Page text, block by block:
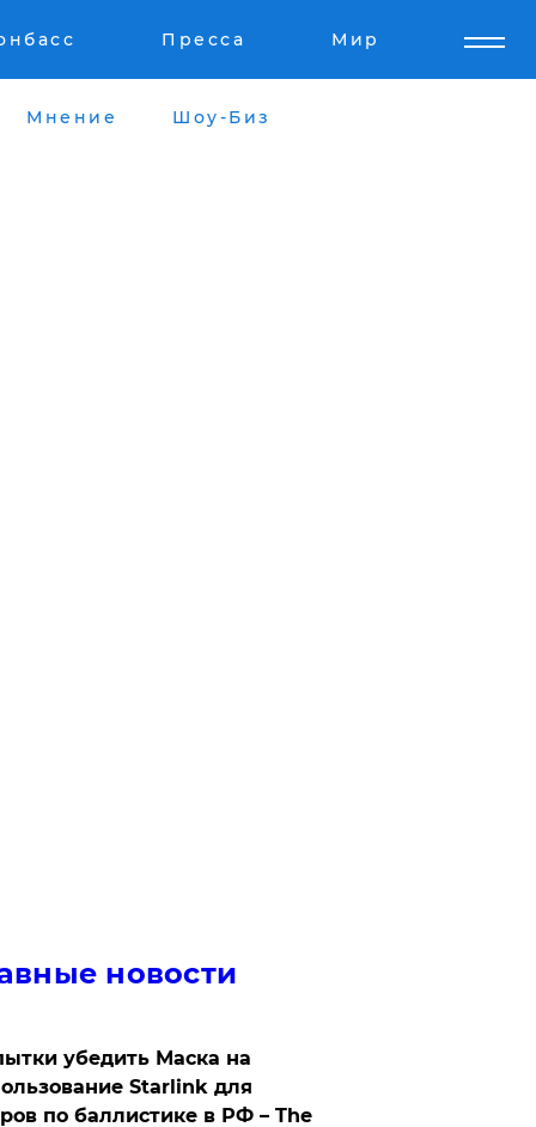
Пресса Мир
Мнение Шоу-Биз
новости
убедить Маска на
Starlink для
по баллистике в РФ – The